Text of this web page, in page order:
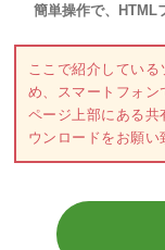
簡単操作で、HTML
ここで紹介してい
め、スマートフォン
ページ上部にある
ウンロードをお願い